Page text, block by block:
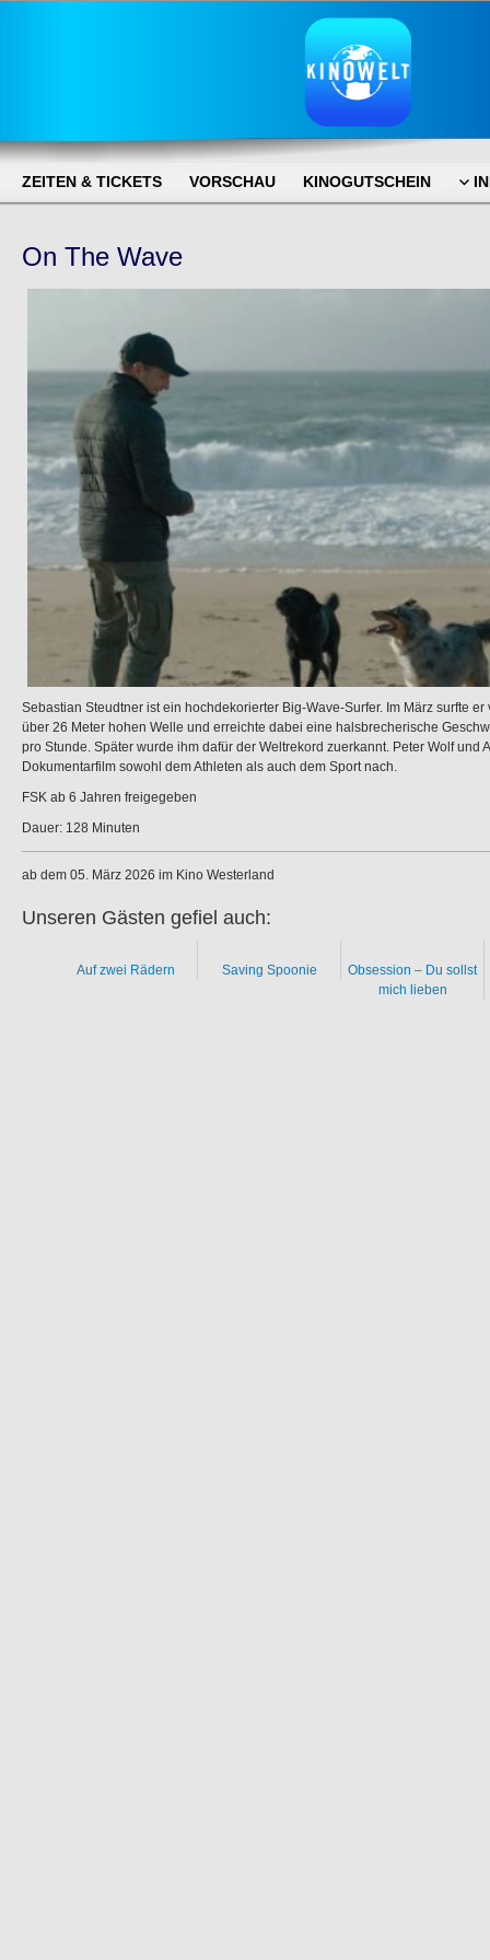
ZEITEN & TICKETS VORSCHAU KINOGUTSCHEIN
On The Wave
Sebastian Steudtner ist ein hochdekorierter Big-Wave-Surfer. Im März surfte
über 26 Meter hohen Welle und erreichte dabei eine halsbrecherische
pro Stunde. Später wurde ihm dafür der Weltrekord zuerkannt. Peter Wolf und
Dokumentarfilm sowohl dem Athleten als auch dem Sport nach.
FSK ab 6 Jahren freigegeben
Dauer: 128 Minuten
ab dem 05. März 2026 im Kino Westerland
Unseren Gästen gefiel auch:
Auf zwei Rädern Saving Spoonie
Obsession – Du sollst
mich lieben